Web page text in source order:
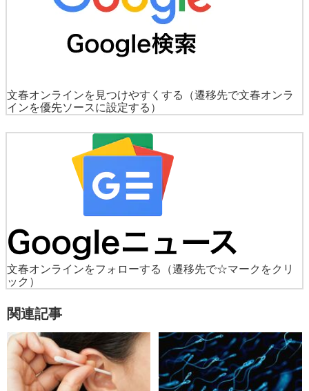
文春オンラインを見つけやすくする
（遷移先で文春オンラ
インを優先ソースに設定する）
文春オンラインをフォローする
（遷移先で☆マークをクリ
ック）
関連記事